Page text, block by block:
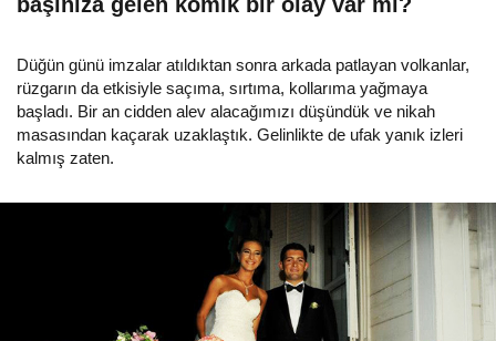
Düğün günü imzalar atıldıktan sonra arkada patlayan volkanlar,
rüzgarın da etkisiyle saçıma, sırtıma, kollarıma yağmaya
başladı. Bir an cidden alev alacağımızı düşündük ve nikah
masasından kaçarak uzaklaştık. Gelinlikte de ufak yanık izleri
kalmış zaten.